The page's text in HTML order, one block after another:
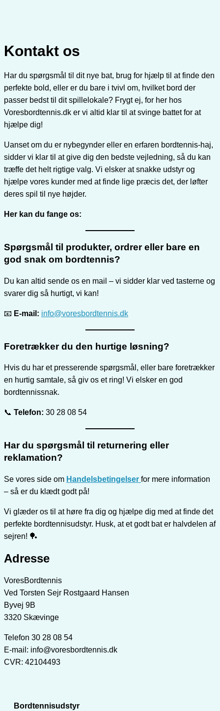
Bordtennisudstyr
Kontakt os
Har du spørgsmål til dit nye bat, brug for hjælp til at finde den
perfekte bold, eller er du bare i tvivl om, hvilket bord der
passer bedst til dit spillelokale? Frygt ej, for her hos
Voresbordtennis.dk er vi altid klar til at svinge battet for at
hjælpe dig!
Uanset om du er nybegynder eller en erfaren bordtennis-haj,
sidder vi klar til at give dig den bedste vejledning, så du kan
træffe det helt rigtige valg. Vi elsker at snakke udstyr og
hjælpe vores kunder med at finde lige præcis det, der løfter
deres spil til nye højder.
Her kan du fange os:
Spørgsmål til produkter, ordrer eller bare en
god snak om bordtennis?
Du kan altid sende os en mail – vi sidder klar ved tasterne og
svarer dig så hurtigt, vi kan!
📧 E-mail: info@voresbordtennis.dk
Foretrækker du den hurtige løsning?
Hvis du har et presserende spørgsmål, eller bare foretrækker
en hurtig samtale, så giv os et ring! Vi elsker en god
bordtennissnak.
📞 Telefon: 30 28 08 54
Har du spørgsmål til returnering eller
reklamation?
Se vores side om Handelsbetingelser for mere information
– så er du klædt godt på!
Vi glæder os til at høre fra dig og hjælpe dig med at finde det
perfekte bordtennisudstyr. Husk, at et godt bat er halvdelen af
sejren! 🏓
Adresse
VoresBordtennis
Ved Torsten Sejr Rostgaard Hansen
Byvej 9B
3320 Skævinge
Telefon 30 28 08 54
E-mail: info@voresbordtennis.dk
CVR: 42104493